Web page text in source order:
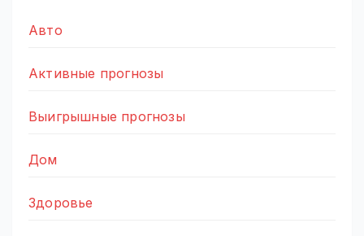
Авто
Активные прогнозы
Выигрышные прогнозы
Дом
Здоровье